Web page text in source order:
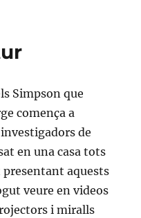
y
fuego»
es
passa
als
videojocs
Simpson que
comença a
de
en una casa tots
presentant aquests
veure en videos
i miralls